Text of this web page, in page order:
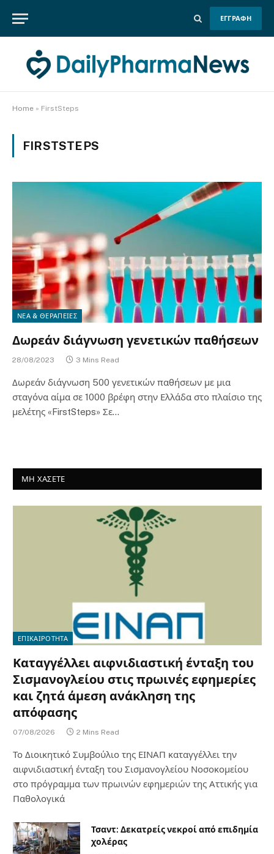
ΕΓΓΡΑΦΗ
Home » FirstSteps
FIRSTSTEPS
ΝΕΑ & ΘΕΡΑΠΕΙΕΣ
Δωρεάν διάγνωση γενετικών παθήσεων
28/08/2023 3 Mins Read
Δωρεάν διάγνωση 500 γενετικών παθήσεων με μια
σταγόνα αίμα σε 1000 βρέφη στην Ελλάδα στο πλαίσιο της
μελέτης «FirstSteps» Σε…
ΜΗ ΧΑΣΕΤΕ
ΕΠΙΚΑΙΡΟΤΗΤΑ
Καταγγέλλει αιφνιδιαστική ένταξη του
Σισμανογλείου στις πρωινές εφημερίες
και ζητά άμεση ανάκληση της
απόφασης
07/08/2026 2 Mins Read
Το Διοικητικό Συμβούλιο της ΕΙΝΑΠ καταγγέλλει την
αιφνιδιαστική ένταξη του Σισμανογλείου Νοσοκομείου
στο πρόγραμμα των πρωινών εφημεριών της Αττικής για
Παθολογικά
Τσαντ: Δεκατρείς νεκροί από επιδημία
χολέρας